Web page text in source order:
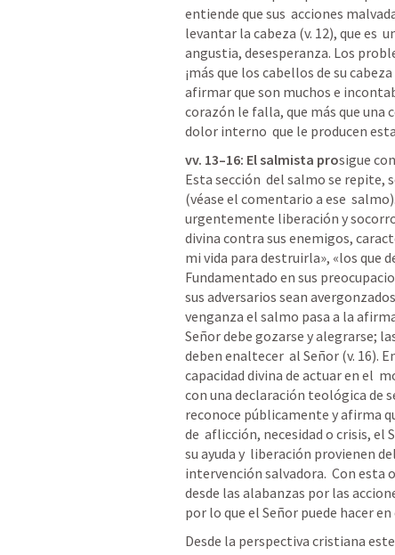
entiende que sus  acciones
levantar la cabeza (v. 12), que es
angustia, desesperanza. Los
¡más que los cabellos de su
afirmar que son muchos e
corazón le falla, que más que una
dolor interno  que le producen
vv. 13–16: El salmista prosigue
Esta sección  del salmo se repite,
(véase el comentario a ese
urgentemente liberación y
divina contra sus enemigos,
mi vida para destruirla», «los que
Fundamentado en sus
sus adversarios sean
venganza el salmo pasa a la
Señor debe gozarse y alegrarse;
deben enaltecer  al Señor (v. 16).
capacidad divina de actuar en el
con una declaración teológica de
reconoce públicamente y afirma
de  aflicción, necesidad o crisis, el
su ayuda y  liberación provienen
intervención salvadora.  Con esta
desde las alabanzas por las
por lo que el Señor puede hacer
Desde la perspectiva cristiana